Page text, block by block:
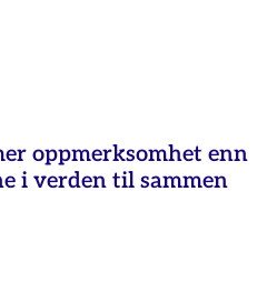
oppmerksomhet enn
i verden til sammen